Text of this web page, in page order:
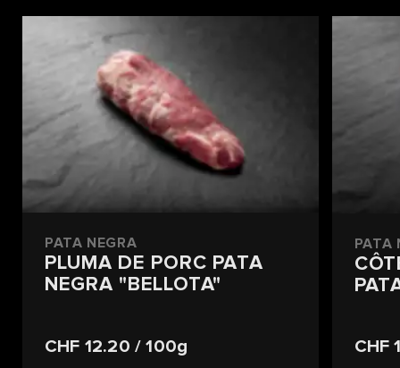
PATA NEGRA
PLUMA DE PORC PATA
NEGRA "BELLOTA"
CHF 12.20 / 100g
PATA
CHF